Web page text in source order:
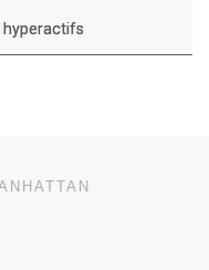
hyperactifs